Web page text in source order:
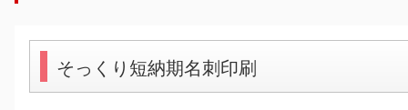
そっくり短納期名刺印刷